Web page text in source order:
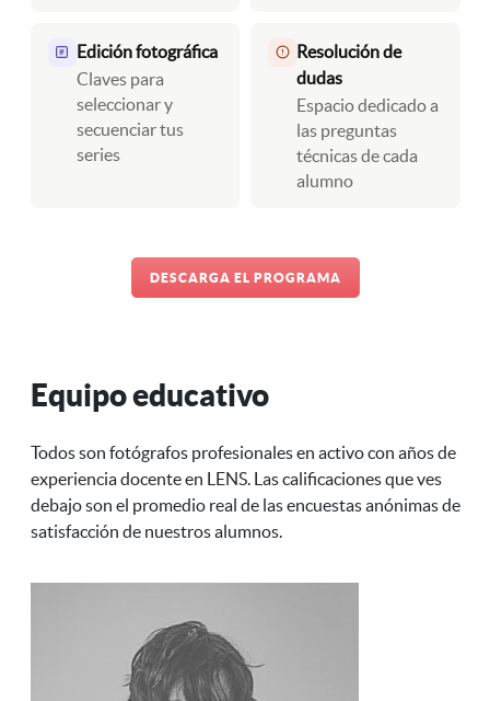
Edición fotográfica
Claves para
seleccionar y
secuenciar tus
series
Resolución de
dudas
Espacio dedicado a
las preguntas
técnicas de cada
alumno
DESCARGA EL PROGRAMA
Equipo educativo
Todos son fotógrafos profesionales en activo con años de
experiencia docente en LENS. Las calificaciones que ves
debajo son el promedio real de las encuestas anónimas de
satisfacción de nuestros alumnos.